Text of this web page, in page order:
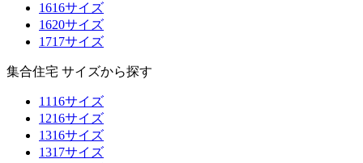
1616サイズ
1620サイズ
1717サイズ
集合住宅 サイズから探す
1116サイズ
1216サイズ
1316サイズ
1317サイズ